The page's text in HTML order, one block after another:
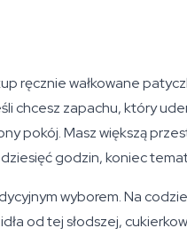
ręcznie wałkowane
chcesz zapachu, który
pokój. Masz większą
godzin, koniec
wyborem. Na
od tej słodszej,